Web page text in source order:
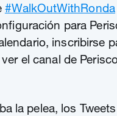
#WalkOutWithRonda
para
inscribirse
el canal de
la pelea, los Tweets